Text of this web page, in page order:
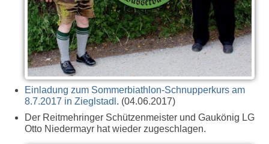
Einladung zum Sommerbiathlon-Schnupperkurs am
8.7.2017 in Zieglstadl . (04.06.2017)
Der Reitmehringer Schützenmeister und Gaukönig LG
Otto Niedermayr hat wieder zugeschlagen.